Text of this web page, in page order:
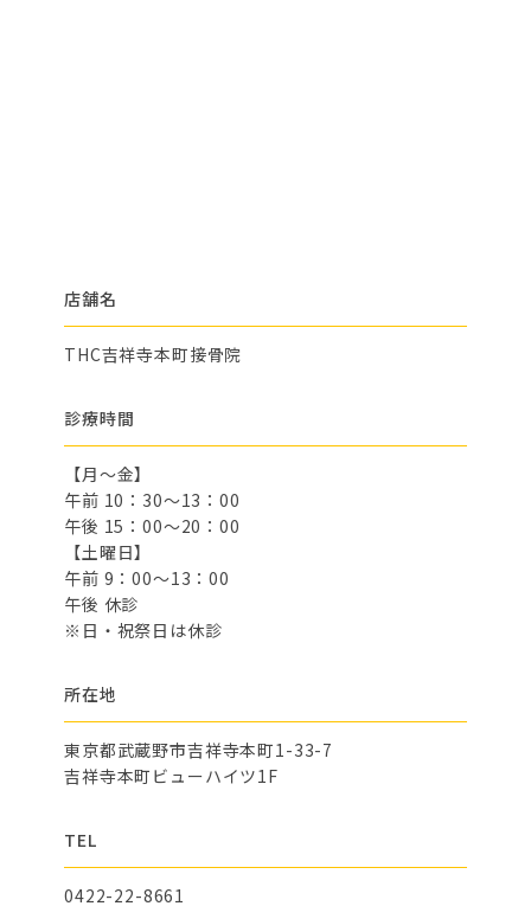
店舗名
THC吉祥寺本町接骨院
診療時間
【月～金】
午前 10：30～13：00
午後 15：00～20：00
【土曜日】
午前 9：00～13：00
午後 休診
※日・祝祭日は休診
所在地
東京都武蔵野市吉祥寺本町1-33-7
吉祥寺本町ビューハイツ1F
TEL
0422-22-8661